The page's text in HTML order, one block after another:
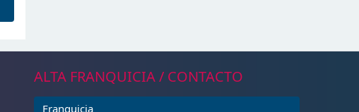
ALTA FRANQUICIA / CONTACTO